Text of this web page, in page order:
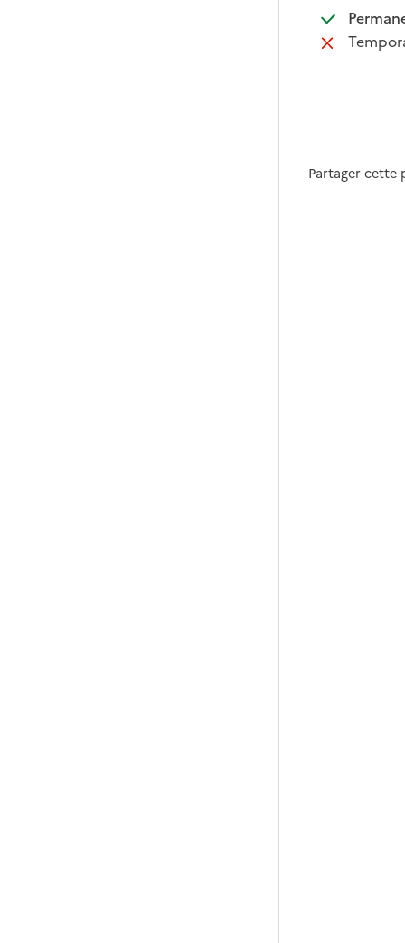
:
Partager cette